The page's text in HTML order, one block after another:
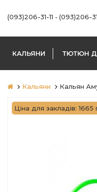
(093)206-31-11 • (093)206-
КАЛЬЯНИ ТЮТЮН
Кальяни Кальян
Ціна для закладів: 1665